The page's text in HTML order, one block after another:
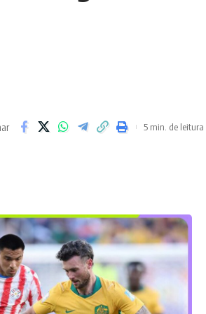
5 min. de leitura